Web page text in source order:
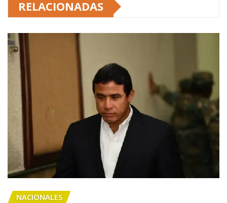
RELACIONADAS
NACIONALES